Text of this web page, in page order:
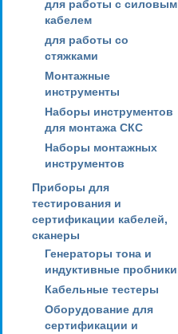
для работы с силовым
кабелем
для работы со
стяжками
Монтажные
инструменты
Наборы инструментов
для монтажа СКС
Наборы монтажных
инструментов
Приборы для
тестирования и
сертификации кабелей,
сканеры
Генераторы тона и
индуктивные пробники
Кабельные тестеры
Оборудование для
сертификации и